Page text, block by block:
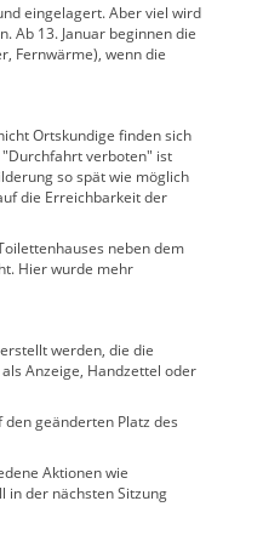
eingelagert. Aber viel wird
Ab 13. Januar beginnen die
Fernwärme), wenn die
Ortskundige finden sich
verboten" ist
so spät wie möglich
die Erreichbarkeit der
neben dem
Hier wurde mehr
werden, die die
Anzeige, Handzettel oder
geänderten Platz des
Aktionen wie
in der nächsten Sitzung